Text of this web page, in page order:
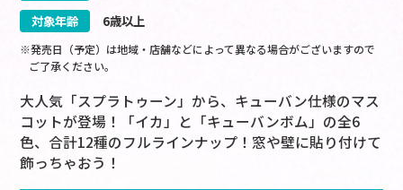
対象年齢
6歳以上
※発売日（予定）は地域・店舗などによって異なる場合がございますので
ご了承ください。
大人気「スプラトゥーン」から、キューバン仕様のマス
コットが登場！「イカ」と「キューバンボム」の全6
色、合計12種のフルラインナップ！窓や壁に貼り付けて
飾っちゃおう！